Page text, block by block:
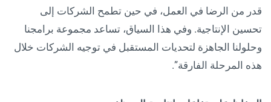
قدر من الرضا في العمل، في حين تطمح الشركات إلى
تحسين الإنتاجية. وفي هذا السياق، تساعد مجموعة برامجنا
وحلولنا الجاهزة لتحديات المستقبل في توجيه الشركات خلال
هذه المرحلة الفارقة”.